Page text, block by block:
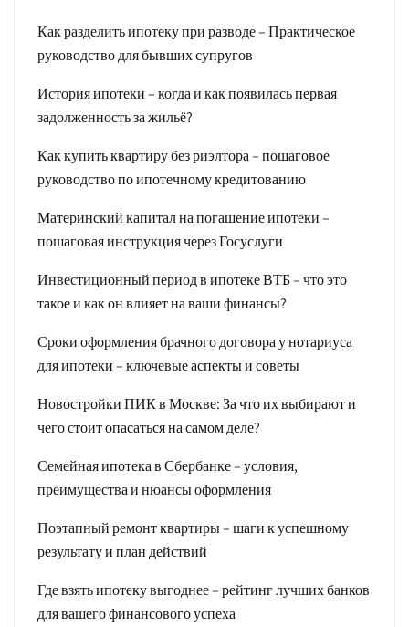
Как разделить ипотеку при разводе – Практическое
руководство для бывших супругов
История ипотеки – когда и как появилась первая
задолженность за жильё?
Как купить квартиру без риэлтора – пошаговое
руководство по ипотечному кредитованию
Материнский капитал на погашение ипотеки –
пошаговая инструкция через Госуслуги
Инвестиционный период в ипотеке ВТБ – что это
такое и как он влияет на ваши финансы?
Сроки оформления брачного договора у нотариуса
для ипотеки – ключевые аспекты и советы
Новостройки ПИК в Москве: За что их выбирают и
чего стоит опасаться на самом деле?
Семейная ипотека в Сбербанке – условия,
преимущества и нюансы оформления
Поэтапный ремонт квартиры – шаги к успешному
результату и план действий
Где взять ипотеку выгоднее – рейтинг лучших банков
для вашего финансового успеха